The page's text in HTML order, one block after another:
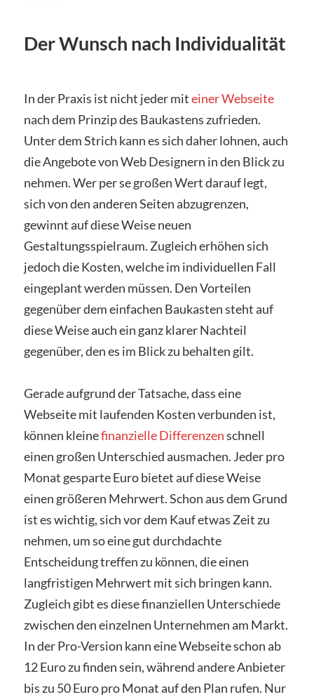
Der Wunsch nach Individualität
In der Praxis ist nicht jeder miteiner Webseite
nach dem Prinzip des Baukastens zufrieden.
Unter dem Strich kann es sich daher lohnen, auch
die Angebote von Web Designern in den Blick zu
nehmen. Wer per se großen Wert darauf legt,
sich von den anderen Seiten abzugrenzen,
gewinnt auf diese Weise neuen
Gestaltungsspielraum. Zugleich erhöhen sich
jedoch die Kosten, welche im individuellen Fall
eingeplant werden müssen. Den Vorteilen
gegenüber dem einfachen Baukasten steht auf
diese Weise auch ein ganz klarer Nachteil
gegenüber, den es im Blick zu behalten gilt.
Gerade aufgrund der Tatsache, dass eine
Webseite mit laufenden Kosten verbunden ist,
können kleinefinanzielle Differenzenschnell
einen großen Unterschied ausmachen. Jeder pro
Monat gesparte Euro bietet auf diese Weise
einen größeren Mehrwert. Schon aus dem Grund
ist es wichtig, sich vor dem Kauf etwas Zeit zu
nehmen, um so eine gut durchdachte
Entscheidung treffen zu können, die einen
langfristigen Mehrwert mit sich bringen kann.
Zugleich gibt es diese finanziellen Unterschiede
zwischen den einzelnen Unternehmen am Markt.
In der Pro-Version kann eine Webseite schon ab
12 Euro zu finden sein, während andere Anbieter
bis zu 50 Euro pro Monat auf den Plan rufen. Nur